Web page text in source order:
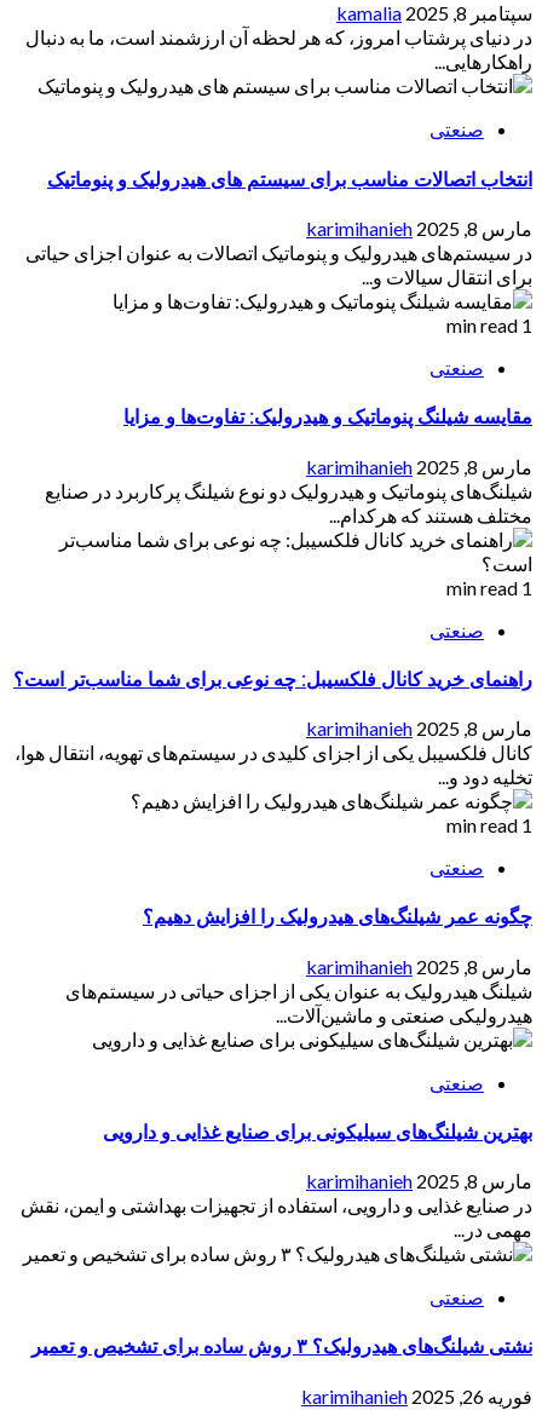
سپتامبر 8, 2025
kamalia
در دنیای پرشتاب امروز، که هر لحظه آن ارزشمند است، ما به دنبال
راهکارهایی...
صنعتی
انتخاب اتصالات مناسب برای سیستم های هیدرولیک و پنوماتیک
مارس 8, 2025
karimihanieh
در سیستم‌های هیدرولیک و پنوماتیک اتصالات به عنوان اجزای حیاتی
برای انتقال سیالات و...
1 min read
صنعتی
مقایسه شیلنگ پنوماتیک و هیدرولیک: تفاوت‌ها و مزایا
مارس 8, 2025
karimihanieh
شیلنگ‌های پنوماتیک و هیدرولیک دو نوع شیلنگ پرکاربرد در صنایع
مختلف هستند که هرکدام...
1 min read
صنعتی
راهنمای خرید کانال فلکسیبل: چه نوعی برای شما مناسب‌تر است؟
مارس 8, 2025
karimihanieh
کانال فلکسیبل یکی از اجزای کلیدی در سیستم‌های تهویه، انتقال هوا،
تخلیه دود و...
1 min read
صنعتی
چگونه عمر شیلنگ‌های هیدرولیک را افزایش دهیم؟
مارس 8, 2025
karimihanieh
شیلنگ هیدرولیک به عنوان یکی از اجزای حیاتی در سیستم‌های
هیدرولیکی صنعتی و ماشین‌آلات...
صنعتی
بهترین شیلنگ‌های سیلیکونی برای صنایع غذایی و دارویی
مارس 8, 2025
karimihanieh
در صنایع غذایی و دارویی، استفاده از تجهیزات بهداشتی و ایمن، نقش
مهمی در...
صنعتی
نشتی شیلنگ‌های هیدرولیک؟ ۳ روش ساده برای تشخیص و تعمیر
فوریه 26, 2025
karimihanieh